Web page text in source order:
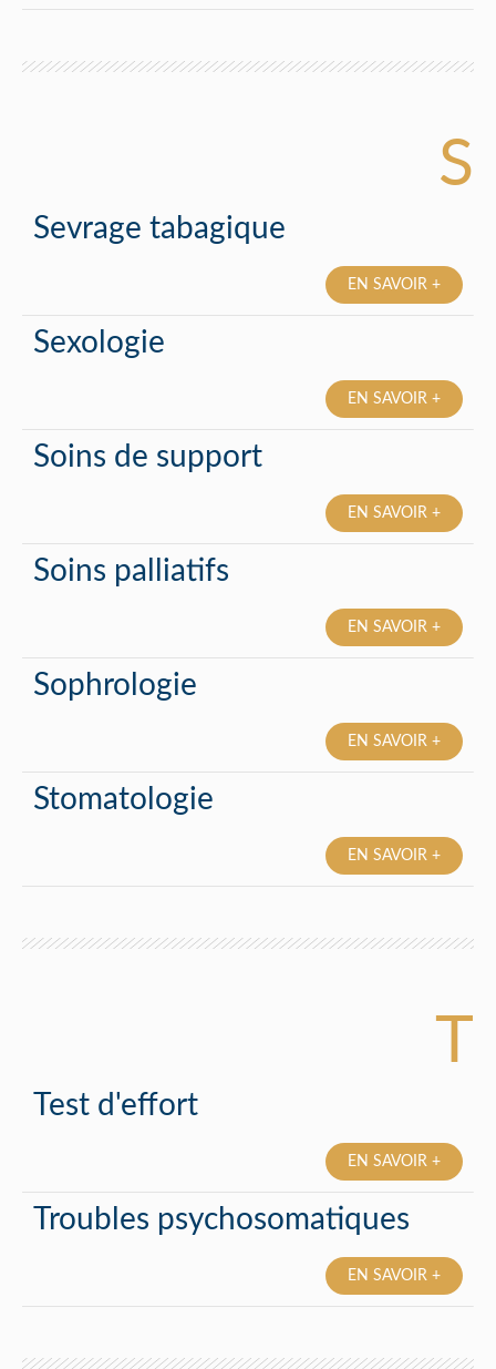
S
Sevrage tabagique
EN SAVOIR +
Sexologie
EN SAVOIR +
Soins de support
EN SAVOIR +
Soins palliatifs
EN SAVOIR +
Sophrologie
EN SAVOIR +
Stomatologie
EN SAVOIR +
T
Test d'effort
EN SAVOIR +
Troubles psychosomatiques
EN SAVOIR +